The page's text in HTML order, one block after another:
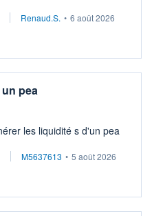
pour sa retraite.
Renaud.S. • 6 août 2026
pea
les liquidité s d'un pea
M5637613 • 5 août 2026